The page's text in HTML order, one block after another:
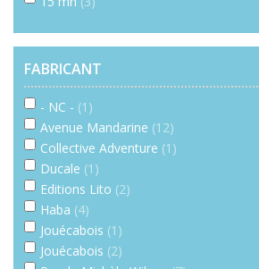
FABRICANT
- NC - (1)
Avenue Mandarine (12)
Collective Adventure (1)
Ducale (1)
Editions Lito (2)
Haba (4)
Jouécabois (1)
Jouécabois (2)